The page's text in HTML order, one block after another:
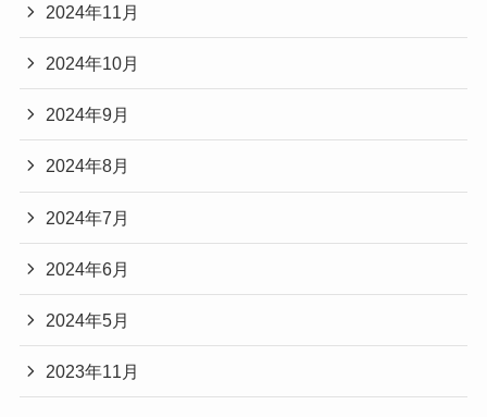
2024年11月
2024年10月
2024年9月
2024年8月
2024年7月
2024年6月
2024年5月
2023年11月